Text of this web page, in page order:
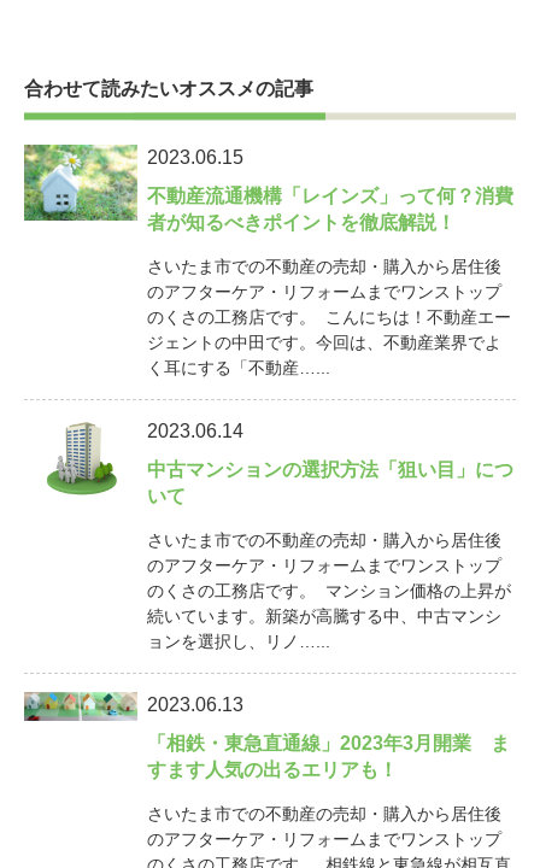
合わせて読みたいオススメの記事
2023.06.15
不動産流通機構「レインズ」って何？消費
者が知るべきポイントを徹底解説！
さいたま市での不動産の売却・購入から居住後
のアフターケア・リフォームまでワンストップ
のくさの工務店です。 こんにちは！不動産エー
ジェントの中田です。今回は、不動産業界でよ
く耳にする「不動産…...
2023.06.14
中古マンションの選択方法「狙い目」につ
いて
さいたま市での不動産の売却・購入から居住後
のアフターケア・リフォームまでワンストップ
のくさの工務店です。 マンション価格の上昇が
続いています。新築が高騰する中、中古マンシ
ョンを選択し、リノ…...
2023.06.13
「相鉄・東急直通線」2023年3月開業 ま
すます人気の出るエリアも！
さいたま市での不動産の売却・購入から居住後
のアフターケア・リフォームまでワンストップ